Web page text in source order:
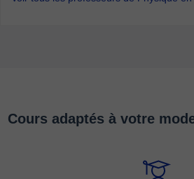
Cours adaptés à votre